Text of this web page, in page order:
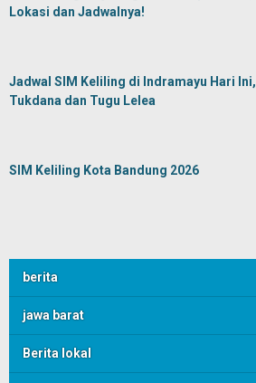
Lokasi dan Jadwalnya!
Jadwal SIM Keliling di Indramayu Hari Ini,
Tukdana dan Tugu Lelea
SIM Keliling Kota Bandung 2026
berita
jawa barat
Berita lokal